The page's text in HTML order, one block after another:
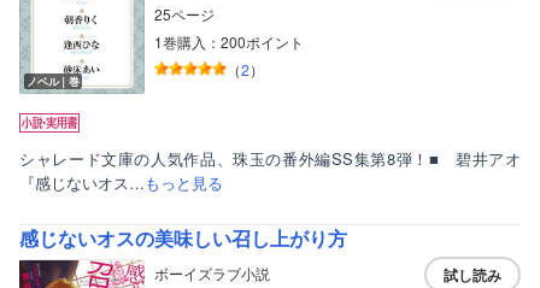
ノベル｜巻
25ページ
1巻購入：200ポイント
（2）
シャレード文庫の人気作品、珠玉の番外編SS集第8弾！■ 碧井アオ
『感じないオス…もっと見る
感じないオスの美味しい召し上がり方
ボーイズラブ小説
試し読み